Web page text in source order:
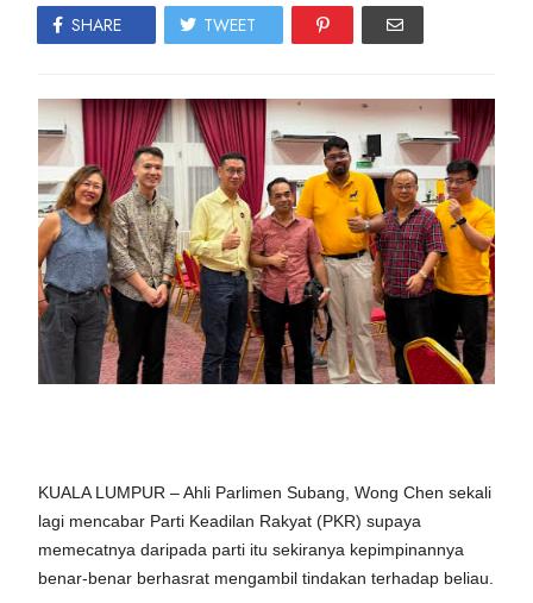
SHARE TWEET
KUALA LUMPUR – Ahli Parlimen Subang, Wong Chen sekali
lagi mencabar Parti Keadilan Rakyat (PKR) supaya
memecatnya daripada parti itu sekiranya kepimpinannya
benar-benar berhasrat mengambil tindakan terhadap beliau.